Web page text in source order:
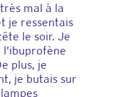
mal à la
je ressentais
le soir. Je
plus, je
je butais sur